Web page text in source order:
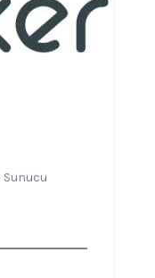
Sunucu